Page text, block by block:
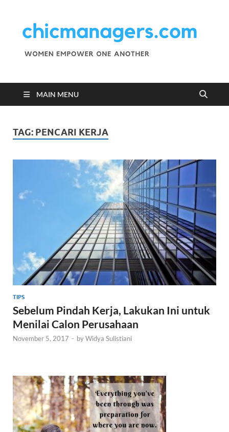
MAIN MENU
TAG: PENCARI KERJA
TIPS
Sebelum Pindah Kerja, Lakukan Ini untuk
Menilai Calon Perusahaan
November 5, 2017 - byWidya Sulistiani